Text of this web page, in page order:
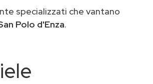
specializzati che vantano
Polo d'Enza.